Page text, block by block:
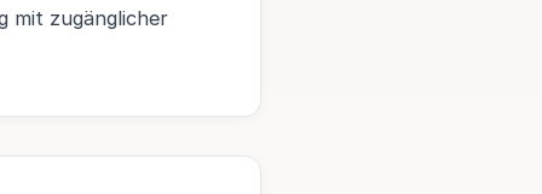
mit zugänglicher